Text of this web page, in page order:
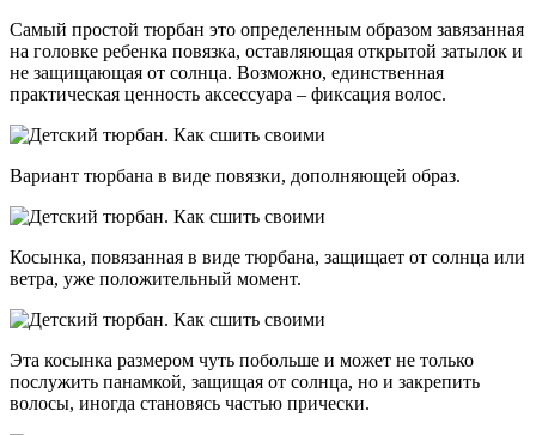
Самый простой тюрбан это определенным образом завязанная
на головке ребенка повязка, оставляющая открытой затылок и
не защищающая от солнца. Возможно, единственная
практическая ценность аксессуара – фиксация волос.
Вариант тюрбана в виде повязки, дополняющей образ.
Косынка, повязанная в виде тюрбана, защищает от солнца или
ветра, уже положительный момент.
Эта косынка размером чуть побольше и может не только
послужить панамкой, защищая от солнца, но и закрепить
волосы, иногда становясь частью прически.